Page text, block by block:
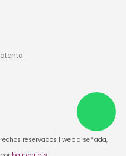
reservados | web diseñada,